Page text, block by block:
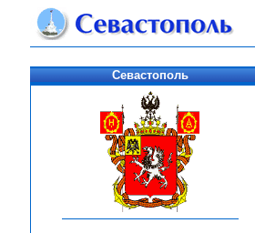
Севастополь